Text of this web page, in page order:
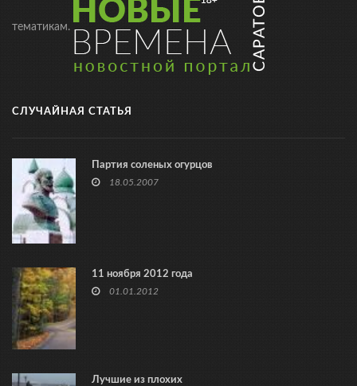
тематикам.
СЛУЧАЙНАЯ СТАТЬЯ
Партия соленых огурцов
18.05.2007
11 ноября 2012 года
01.01.2012
Лучшие из плохих